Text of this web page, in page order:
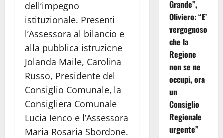
dell’impegno
istituzionale. Presenti
l’Assessora al bilancio e
alla pubblica istruzione
Jolanda Maile, Carolina
Russo, Presidente del
Consiglio Comunale, la
Consigliera Comunale
Lucia Ienco e l’Assessora
Maria Rosaria Sbordone.
Grande”,
Oliviero: “E’
vergognoso
che la
Regione
non se ne
occupi, ora
un
Consiglio
Regionale
urgente”